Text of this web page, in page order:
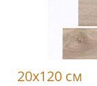
20x120 см